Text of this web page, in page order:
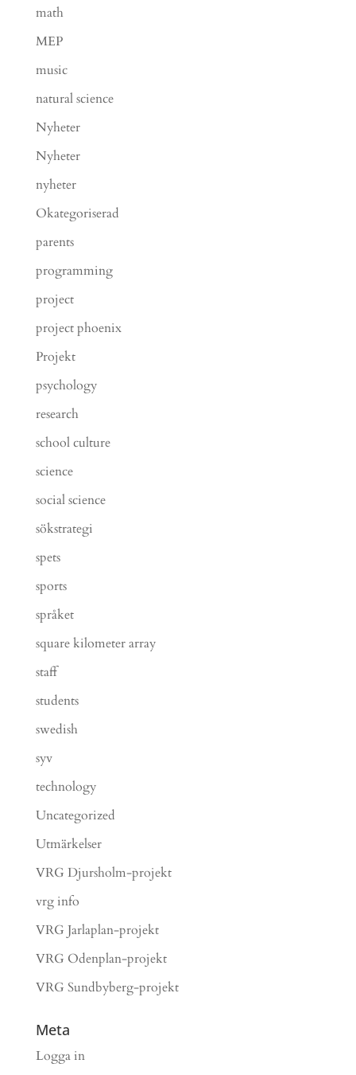
math
MEP
music
natural science
Nyheter
Nyheter
nyheter
Okategoriserad
parents
programming
project
project phoenix
Projekt
psychology
research
school culture
science
social science
sökstrategi
spets
sports
språket
square kilometer array
staff
students
swedish
syv
technology
Uncategorized
Utmärkelser
VRG Djursholm-projekt
vrg info
VRG Jarlaplan-projekt
VRG Odenplan-projekt
VRG Sundbyberg-projekt
Meta
Logga in